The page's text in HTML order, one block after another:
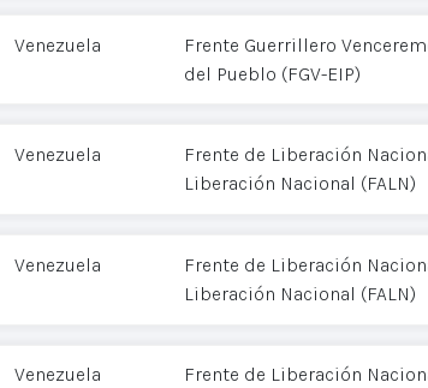
Venezuela
Frente Guerrillero
del Pueblo (FGV-EIP)
Venezuela
Frente de Liberación
Liberación Nacional (FALN)
Venezuela
Frente de Liberación
Liberación Nacional (FALN)
Venezuela
Frente de Liberación